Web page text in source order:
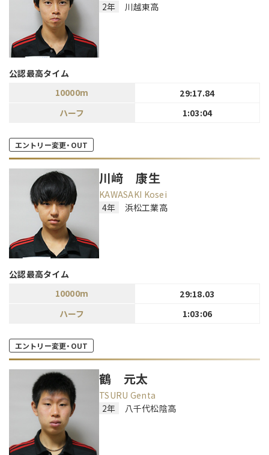
2年
川越東高
公認最高タイム
10000m
29:17.84
ハーフ
1:03:04
エントリー変更・OUT
川﨑 康生
KAWASAKI Kosei
4年
浜松工業高
公認最高タイム
10000m
29:18.03
ハーフ
1:03:06
エントリー変更・OUT
鶴 元太
TSURU Genta
2年
八千代松陰高